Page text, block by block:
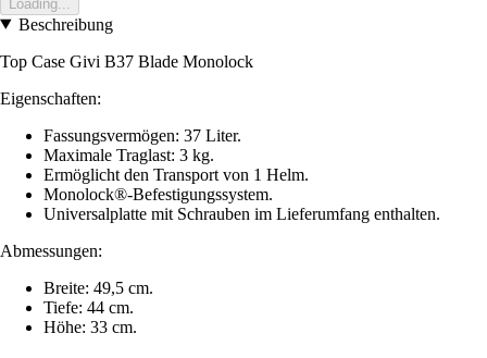
Loading...
Beschreibung
Top Case Givi B37 Blade Monolock
Eigenschaften:
Fassungsvermögen: 37 Liter.
Maximale Traglast: 3 kg.
Ermöglicht den Transport von 1 Helm.
Monolock®-Befestigungssystem.
Universalplatte mit Schrauben im Lieferumfang enthalten.
Abmessungen:
Breite: 49,5 cm.
Tiefe: 44 cm.
Höhe: 33 cm.